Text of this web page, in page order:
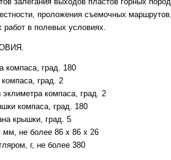
проложения съемочных
работ в полевых условиях.
компаса, град. 180
град. 2
компаса, град. 2
компаса, град. 180
крышки, град. 5
мм, не более 86 х 86 х 26
г, не более 380